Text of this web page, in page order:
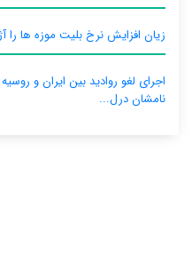
زیان افزایش نرخ بلیت موزه ها را
اجرای لغو روادید بین ایران و
نامشان درل...